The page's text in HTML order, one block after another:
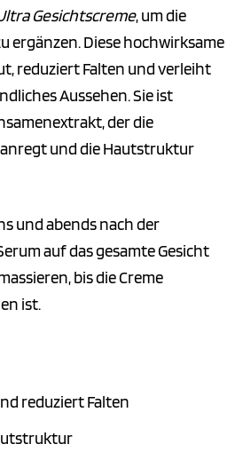
Gesichtscreme, um die
ergänzen. Diese hochwirksame
reduziert Falten und verleiht
Aussehen. Sie ist
der die
und die Hautstruktur
und abends nach der
auf das gesamte Gesicht
bis die Creme
ist.
reduziert Falten